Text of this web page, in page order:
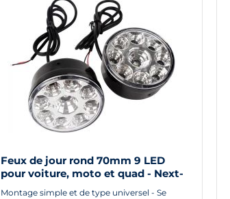
Feux de jour rond 70mm 9 LED
pour voiture, moto et quad - Next-
Tech®
Montage simple et de type universel - Se